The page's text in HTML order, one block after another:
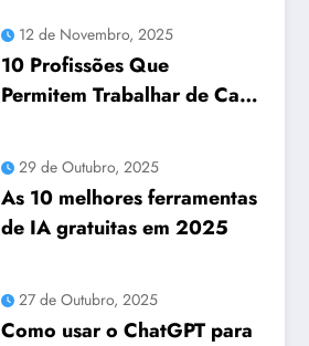
12 de Novembro, 2025
10 Profissões Que
Permitem Trabalhar de Casa
29 de Outubro, 2025
As 10 melhores ferramentas
de IA gratuitas em 2025
27 de Outubro, 2025
Como usar o ChatGPT para